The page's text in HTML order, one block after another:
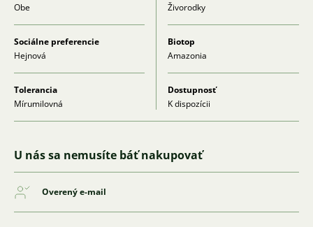
Obe
Živorodky
Sociálne preferencie
Hejnová
Biotop
Amazonia
Tolerancia
Mírumilovná
Dostupnosť
K dispozícii
U nás sa nemusíte báť nakupovať
Overený e-mail